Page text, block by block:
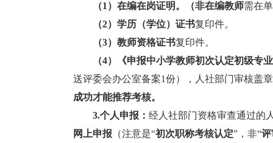
（1 ） 在编在岗证明。 （非在编教师需在
（2） 学历（学位）证书复印件。
（3） 教师资格证书复印件。
（4）
《申报中小学教师初次认定初级专
送评委会办公室备案1份），人社部门审核盖
成功才能推荐考核。
3.个人申报： 经人社部门资格审查通过的
网上申报 （注意是“初次职称考核认定”，非“评